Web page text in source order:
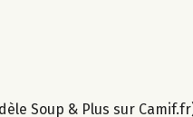
Soup & Plus sur